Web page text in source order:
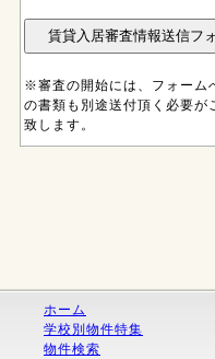
※審査の開始には、フォーム
の書類も別途送付頂く必要が
致します。
ホーム
学校別物件特集
物件検索